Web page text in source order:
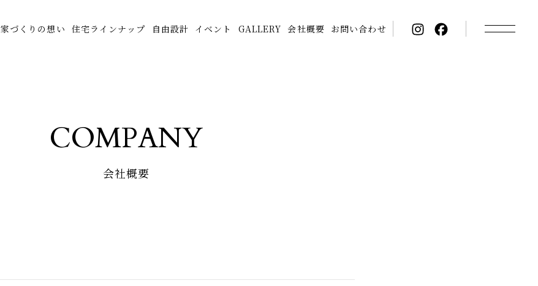
家づくりの想い 住宅ラインナップ 自由設計 イベント GALLERY 会社概要 お問い合わせ
COMPANY
会社概要